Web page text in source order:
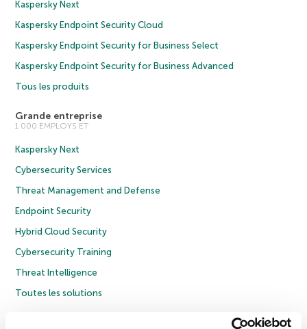
Kaspersky Next
Kaspersky Endpoint Security Cloud
Kaspersky Endpoint Security for Business Select
Kaspersky Endpoint Security for Business Advanced
Tous les produits
Grande entreprise
1 000 EMPLOYS ET
Kaspersky Next
Cybersecurity Services
Threat Management and Defense
Endpoint Security
Hybrid Cloud Security
Cybersecurity Training
Threat Intelligence
Toutes les solutions